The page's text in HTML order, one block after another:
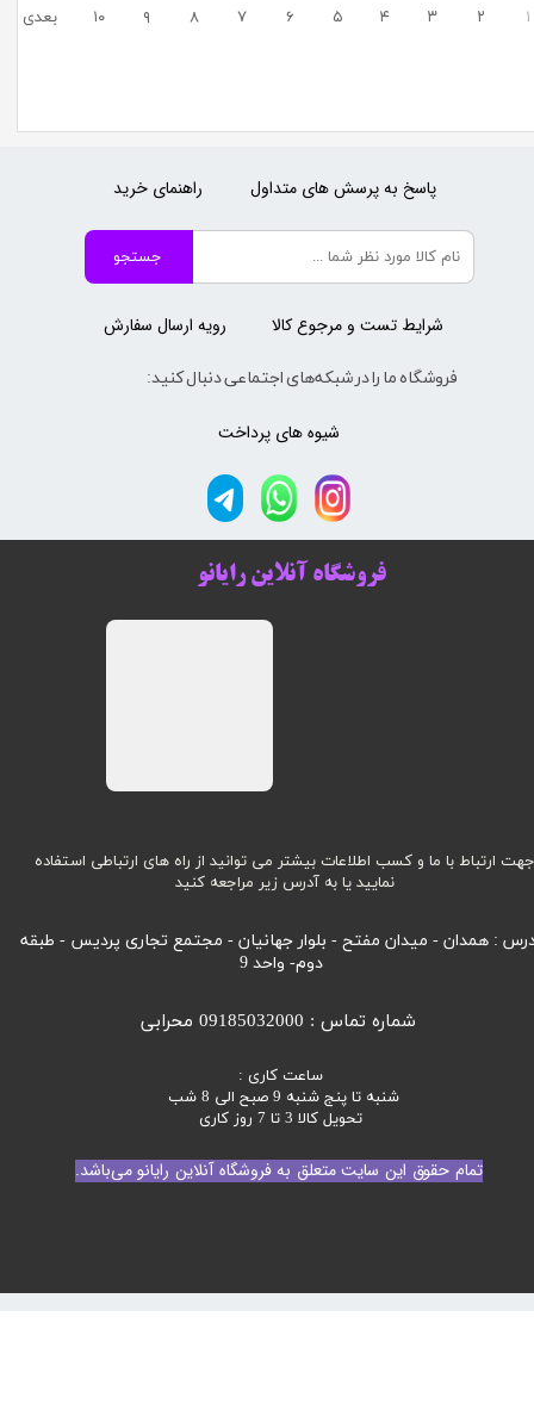
۱ ۲ ۳ ۴ ۵ ۶ ۷ ۸ ۹ ۱۰ بعدی
تمام حقوق این سایت متعلق به فروشگاه آنلاین رایانو می‌باشد.
جهت ارتباط با ما و کسب اطلاعات بیشتر می توانید از راه های ارتباطی استفاده
نمایید یا به آدرس زیر مراجعه کنید
: همدان - میدان مفتح - بلوار جهانیان - مجتمع تجاری پردیس - طبقه
دوم- واحد 9
ساعت کاری :
شنبه تا پنج شنبه 9 صبح الی 8 شب
تحویل کالا 3 تا 7 روز کاری
شماره تماس : 09185032000 محرابی
فروشگاه آنلاین رایانو
جستجو
فروشگاه ما را در شبکه‌های اجتماعی دنبال کنید:
رویه ارسال سفارش
راهنمای خرید
شیوه های پرداخت
پاسخ به پرسش های متداول
شرایط تست و مرجوع کالا